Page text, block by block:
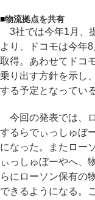
■物流拠点を共有
3社では今年1月、
より、ドコモは今年
取得。あわせてドコ
乗り出す方針を示し
する予定となっている
今回の発表では、
するらでぃっしゅぼ
になった。またロー
ぃっしゅぼーやへ、
らにローソン保有の
できるようになる。